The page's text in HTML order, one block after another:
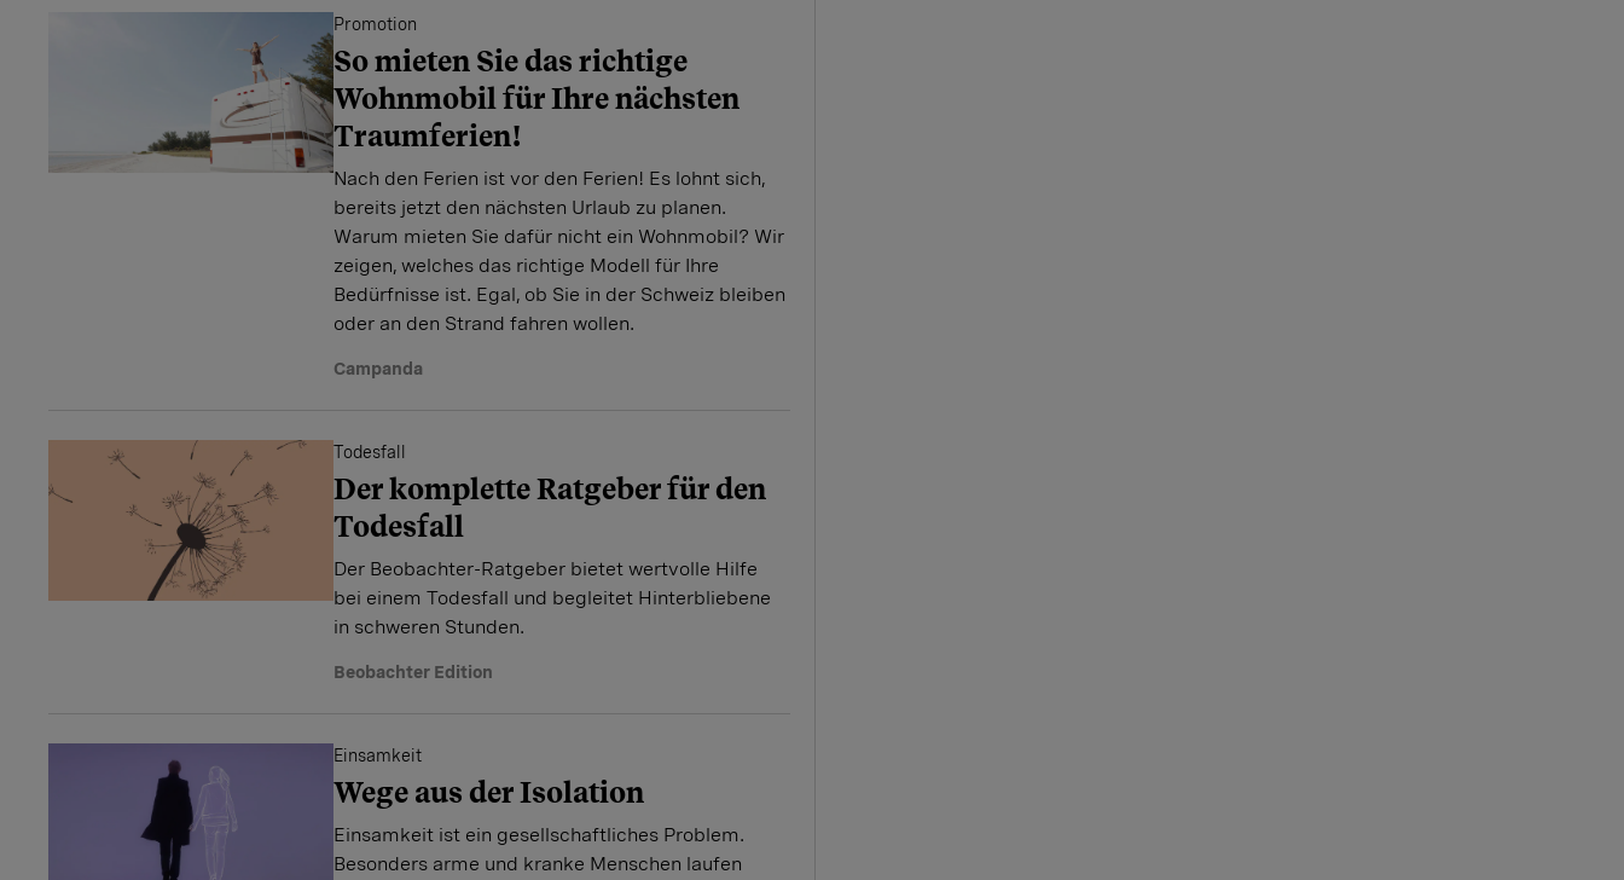
Promotion
So mieten Sie das richtige
Wohnmobil für Ihre nächsten
Traumferien!
Nach den Ferien ist vor den Ferien! Es lohnt sich,
bereits jetzt den nächsten Urlaub zu planen.
Warum mieten Sie dafür nicht ein Wohnmobil? Wir
zeigen, welches das richtige Modell für Ihre
Bedürfnisse ist. Egal, ob Sie in der Schweiz bleiben
oder an den Strand fahren wollen.
Campanda
Todesfall
Der komplette Ratgeber für den
Todesfall
Der Beobachter-Ratgeber bietet wertvolle Hilfe
bei einem Todesfall und begleitet Hinterbliebene
in schweren Stunden.
Beobachter Edition
Einsamkeit
Wege aus der Isolation
Einsamkeit ist ein gesellschaftliches Problem.
Besonders arme und kranke Menschen laufen